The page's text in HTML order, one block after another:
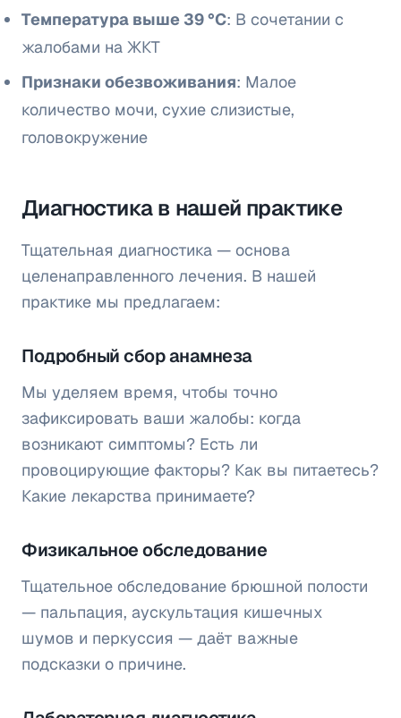
Температура выше 39 °C: В сочетании с
жалобами на ЖКТ
Признаки обезвоживания: Малое
количество мочи, сухие слизистые,
головокружение
Диагностика в нашей практике
Тщательная диагностика — основа
целенаправленного лечения. В нашей
практике мы предлагаем:
Подробный сбор анамнеза
Мы уделяем время, чтобы точно
зафиксировать ваши жалобы: когда
возникают симптомы? Есть ли
провоцирующие факторы? Как вы питаетесь?
Какие лекарства принимаете?
Физикальное обследование
Тщательное обследование брюшной полости
— пальпация, аускультация кишечных
шумов и перкуссия — даёт важные
подсказки о причине.